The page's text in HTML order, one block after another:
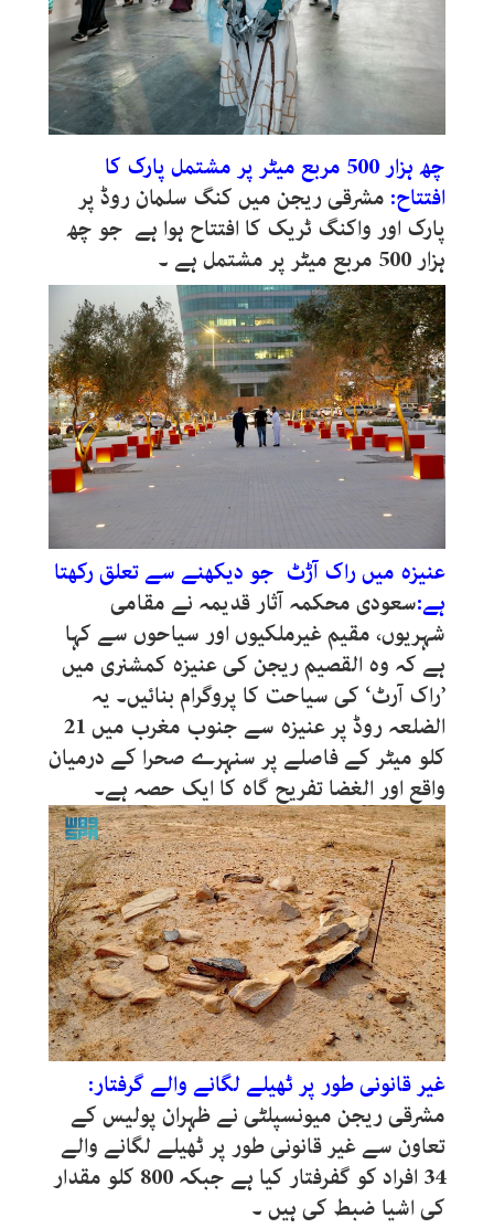
چھ ہزار 500 مربع میٹر پر مشتمل پارک کا
افتتاح: مشرقی ریجن میں کنگ سلمان روڈ پر
پارک اور واکنگ ٹریک کا افتتاح ہوا ہے جو چھ
ہزار 500 مربع میٹر پر مشتمل ہے ۔
عنیزہ میں راک آڑٹ جو دیکھنے سے تعلق رکھتا
ہے:سعودی محکمہ آثار قدیمہ نے مقامی
شہریوں، مقیم غیرملکیوں اور سیاحوں سے کہا
ہے کہ وہ القصیم ریجن کی عنیزہ کمشنری میں
’راک آرٹ‘ کی سیاحت کا پروگرام بنائیں۔ یہ
الضلعہ روڈ پر عنیزہ سے جنوب مغرب میں 21
کلو میٹر کے فاصلے پر سنہرے صحرا کے درمیان
واقع اور الغضا تفریح گاہ کا ایک حصہ ہے۔
غیر قانونی طور پر ٹھیلے لگانے والے گرفتار:
مشرقی ریجن میونسپلٹی نے ظہران پولیس کے
تعاون سے غیر قانونی طور پر ٹھیلے لگانے والے
34 افراد کو گفرفتار کیا ہے جبکہ 800 کلو مقدار
کی اشیا ضبط کی ہیں ۔